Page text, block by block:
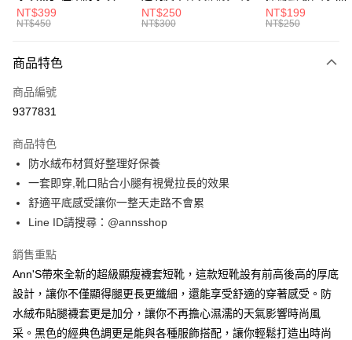
聯邦商業銀行
遠東國際商業銀行
元大商業銀行
台灣樂天信用卡公司
匯豐（台灣）商業銀行
聯邦商業銀行
玉山商業銀行
台灣樂天信用卡公司
Apple Pay
Google Pay
全支付
大哥付你分期
相關說明
【大哥付你分期使用說明】
1.本服務由台灣大哥大提供，台灣大哥大用戶可立即使用無須另外申請。
2.付款方式選擇「大哥付你分期」，訂單成立後會自動跳轉到大哥付的交易
成交易。
3.實際核准額度、可分期數及費用金額請依後續交易確認頁面所載為準。
4.訂單成立30分鐘內，如未前往確認交易或遇審核未通過，訂單將自動取
消。如遇「轉專審核」未通過狀況，表示未達大哥付你分期系統評分，恕無
法說明評估內容。
【繳款方式說明】
【關於「AFTEE先享後付」】
便利好安心！
１．簡單：不需註冊會員、不需綁卡、不需儲值。
２．便利：只要手機號碼，簡訊認證，即可結帳。
３．安心：先確認商品／服務後，再付款。
ATM付款
運送方式
全家付款取貨
280ml
NT$399
NT$450
NT$250
NT$300
NT$199
NT$250
商品特色
商品編號
9377831
商品特色
防水絨布材質好整理好保養
一套即穿,靴口貼合小腿有視覺拉長的效果
舒適平底感受讓你一整天走路不會累
Line ID請搜尋：@annsshop
銷售重點
Ann'S帶來全新的超級顯瘦襪套短靴，這款短靴設有前高後高的厚底
設計，讓你不僅顯得腿更長更纖細，還能享受舒適的穿著感受。防
水絨布貼腿襪套更是加分，讓你不再擔心濕濡的天氣影響時尚風
采。黑色的經典色調更是能與各種服飾搭配，讓你輕鬆打造出時尚